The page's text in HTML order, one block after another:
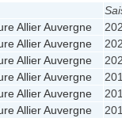
Allier Auvergne
Allier Auvergne
Allier Auvergne
Allier Auvergne
Allier Auvergne
Allier Auvergne